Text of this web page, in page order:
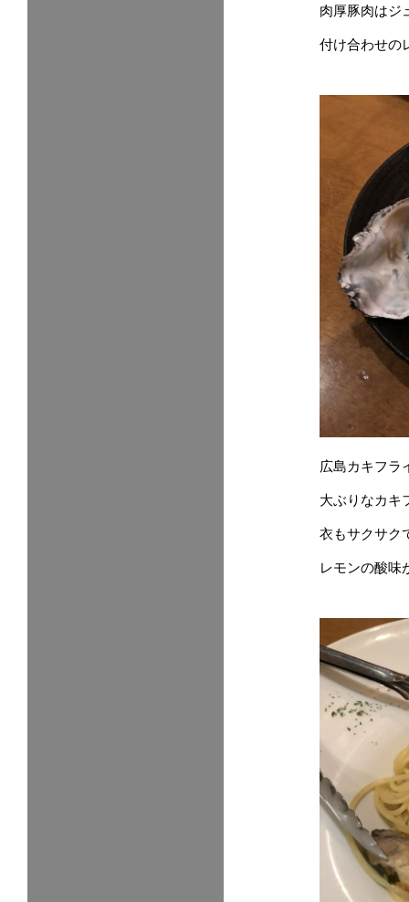
肉厚豚肉はジ
付け合わせの
広島カキフ
大ぶりなカキ
衣もサクサク
レモンの酸味